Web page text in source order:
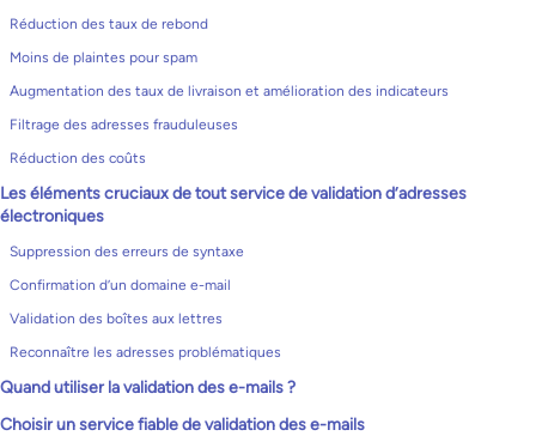
Réduction des taux de rebond
Moins de plaintes pour spam
Augmentation des taux de livraison et amélioration des indicateurs
Filtrage des adresses frauduleuses
Réduction des coûts
Les éléments cruciaux de tout service de validation d’adresses
électroniques
Suppression des erreurs de syntaxe
Confirmation d’un domaine e-mail
Validation des boîtes aux lettres
Reconnaître les adresses problématiques
Quand utiliser la validation des e-mails ?
Choisir un service fiable de validation des e-mails